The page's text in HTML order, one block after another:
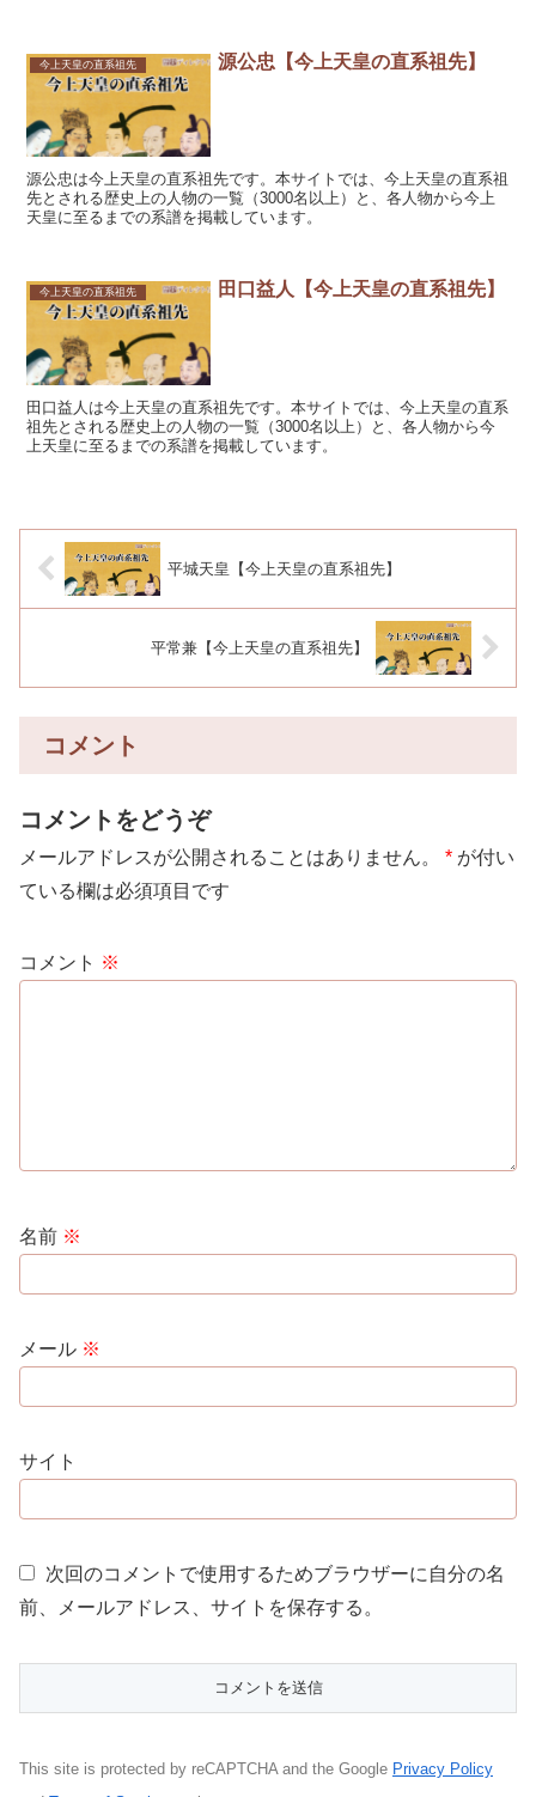
今上天皇の直系祖先 源公忠【今上天皇の直系祖先】
源公忠は今上天皇の直系祖先です。本サイトでは、今上天皇の直系祖
先とされる歴史上の人物の一覧（3000名以上）と、各人物から今上
天皇に至るまでの系譜を掲載しています。
今上天皇の直系祖先 田口益人【今上天皇の直系祖先】
田口益人は今上天皇の直系祖先です。本サイトでは、今上天皇の直系
祖先とされる歴史上の人物の一覧（3000名以上）と、各人物から今
上天皇に至るまでの系譜を掲載しています。
平城天皇【今上天皇の直系祖先】
平常兼【今上天皇の直系祖先】
コメント
コメントをどうぞ
メールアドレスが公開されることはありません。 * が付い
ている欄は必須項目です
コメント ※
名前 ※
メール ※
サイト
次回のコメントで使用するためブラウザーに自分の名
前、メールアドレス、サイトを保存する。
This site is protected by reCAPTCHA and the Google Privacy Policy